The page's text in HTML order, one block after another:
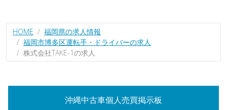
HOME
福岡県の求人情報
福岡市博多区運転手・ドライバーの求人
株式会社TAKE-1の求人
沖縄中古車個人売買掲示板